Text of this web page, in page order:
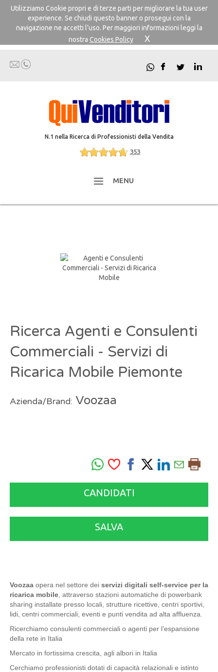
Utilizziamo Cookie propri e di terze parti per migliorare la tua user
experience. Se chiudi questo banner o prosegui con la
navigazione ne accetti l'uso. Per maggiori informazioni leggi la
nostra Cookies Policy X
N.1 nella Ricerca di Professionisti della Vendita
353
MENU
Ricerca Agenti e Consulenti
Commerciali - Servizi di
Ricarica Mobile Piemonte
Azienda/Brand: Voozaa
CANDIDATI
SALVA
Voozaa opera nel settore dei servizi digitali self-service per la
ricarica mobile , attraverso stazioni automatiche di powerbank
sharing installate presso locali, strutture ricettive, centri sportivi,
lidi, centri commerciali, eventi e punti vendita ad alta affluenza.
Ricerchiamo consulenti commerciali o agenti per l’espansione
della rete in Italia
Mercato in fortissima crescita, agli albori in Italia
Cerchiamo professionisti dotati di capacità relazionali e istinto